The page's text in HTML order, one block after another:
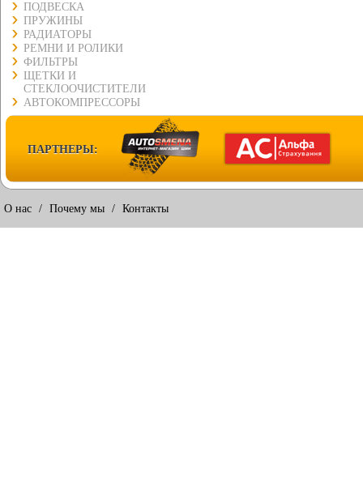
ПОДВЕСКА
ПРУЖИНЫ
РАДИАТОРЫ
РЕМНИ И РОЛИКИ
ФИЛЬТРЫ
ЩЕТКИ И
СТЕКЛООЧИСТИТЕЛИ
АВТОКОМПРЕССОРЫ
ПАРТНЕРЫ:
О нас / Почему мы / Контакты